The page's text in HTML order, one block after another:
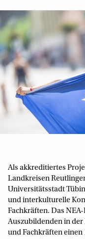
Als akkreditiertes
Landkreisen
Universitätsstadt
und interkulturelle
Fachkräften. Das
Auszubildenden in
und Fachkräften